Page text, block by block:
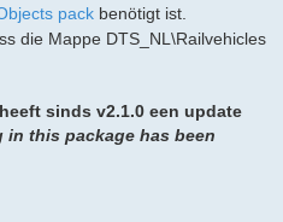
pack benötigt ist.
die Mappe DTS_NL\Railvehicles
sinds v2.1.0 een update
in this package has been